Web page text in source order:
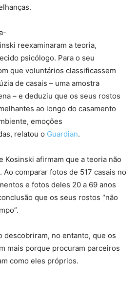
reexaminaram a teoria,
psicólogo. Para o seu
que voluntários classificassem
de casais – uma amostra
– e deduziu que os seus rostos
ao longo do casamento
emoções
relatou o Guardian.
Kosinski afirmam que a teoria não
Ao comparar fotos de 517 casais no
e fotos deles 20 a 69 anos
que os seus rostos “não
descobriram, no entanto, que os
mais porque procuram parceiros
como eles próprios.